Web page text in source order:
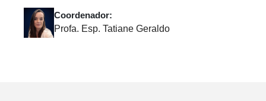
Coordenador:
Profa. Esp. Tatiane Geraldo